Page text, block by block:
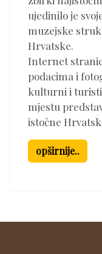
ujedinilo je
muzejske
Hrvatske.
Internet
podacima i
kulturni i
mjestu
istočne
opširnije..